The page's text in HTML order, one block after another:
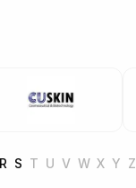
R S T U V W X Y Z